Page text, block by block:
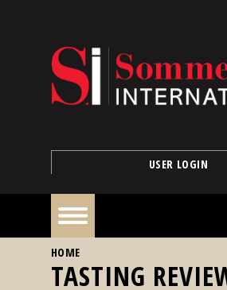
USER LOGIN
Home
YOU ARE HERE
HOME
TASTING